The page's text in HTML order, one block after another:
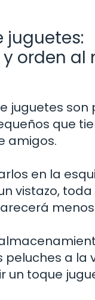
juguetes:
orden al
juguetes son
que
amigos.
en la
vistazo, toda
peluches a la
un toque